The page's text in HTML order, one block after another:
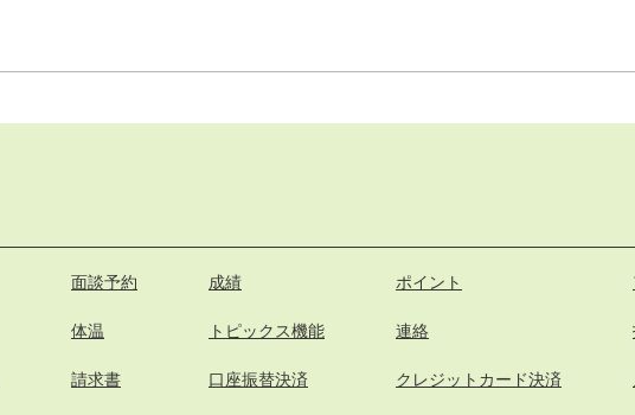
面談予約 成績 ポイント
体温 トピックス機能 連絡
請求書 口座振替決済 クレジットカード決済